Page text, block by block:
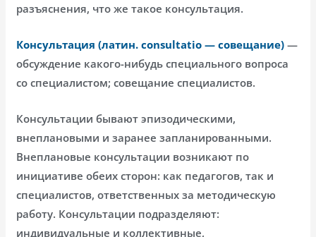
разъяснения, что же такое консультация.
Консультация (латин. consultatio — совещание) —
обсуждение какого-нибудь специального вопроса
со специалистом; совещание специалистов.
Консультации бывают эпизодическими,
внеплановыми и заранее запланированными.
Внеплановые консультации возникают по
инициативе обеих сторон: как педагогов, так и
специалистов, ответственных за методическую
работу. Консультации подразделяют:
индивидуальные и коллективные,